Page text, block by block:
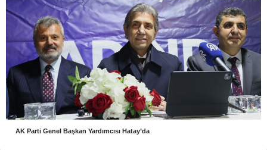
AK Parti Genel Başkan Yardımcısı Hatay’da